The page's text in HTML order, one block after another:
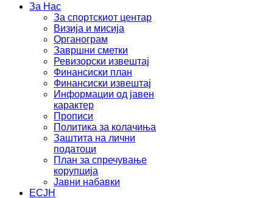
За Нас
За спортскиот центар
Визија и мисија
Органограм
Завршни сметки
Ревизорски извештај
Финансиски план
Финансиски извештај
Информации од јавен
карактер
Прописи
Политика за колачиња
Заштита на лични
податоци
План за спречување
корупција
Јавни набавки
ЕСЈН